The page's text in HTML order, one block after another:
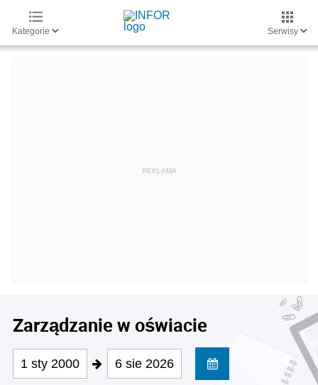
Kategorie Serwisy
Zarządzanie w oświacie
1 sty 2000 6 sie 2026